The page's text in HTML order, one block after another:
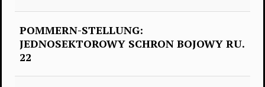
POMMERN-STELLUNG:
JEDNOSEKTOROWY SCHRON BOJOWY RU.
22